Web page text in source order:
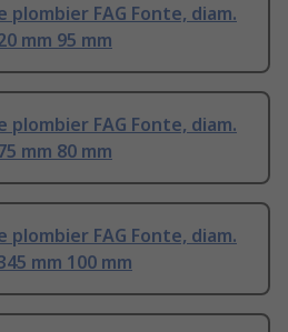
FAG Fonte, diam.
mm 95 mm
FAG Fonte, diam.
mm 80 mm
FAG Fonte, diam.
mm 100 mm